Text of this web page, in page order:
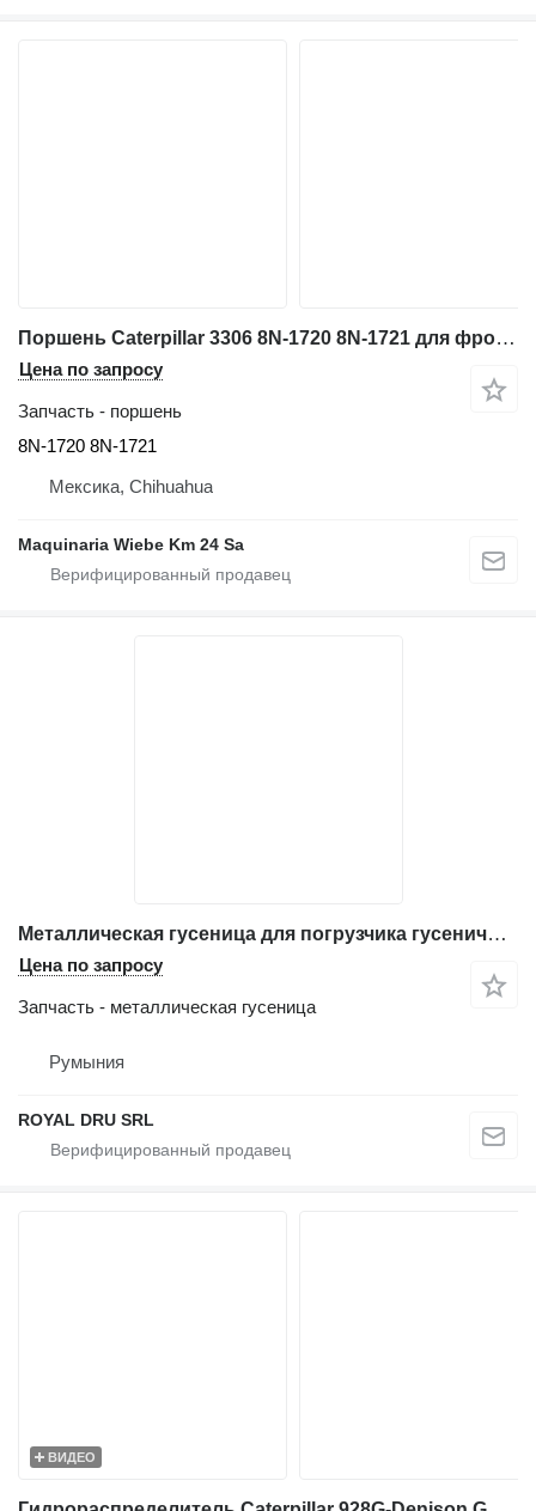
Поршень Caterpillar 3306 8N-1720 8N-1721 для фронтального погрузчика
Цена по запросу
Запчасть - поршень
8N-1720 8N-1721
Мексика, Chihuahua
Maquinaria Wiebe Km 24 Sa
Металлическая гусеница для погрузчика гусеничного Caterpillar 963D
Цена по запросу
Запчасть - металлическая гусеница
Румыния
ROYAL DRU SRL
ВИДЕО